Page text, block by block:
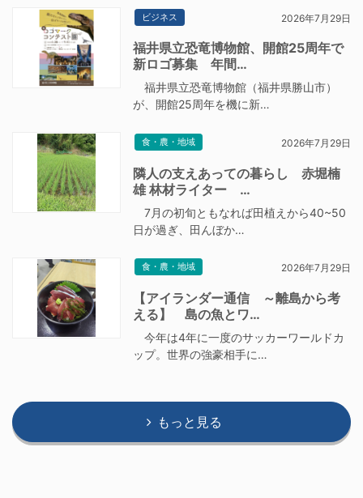
ビジネス 2026年7月29日
福井県立恐竜博物館、開館25周年で
新ロゴ募集 年間…
福井県立恐竜博物館（福井県勝山市）
が、開館25周年を機に新…
食・農・地域 2026年7月29日
隣人の支えあっての暮らし 赤堀楠
雄 林材ライター …
7月の初旬ともなれば田植えから40~50
日が過ぎ、田んぼか…
食・農・地域 2026年7月29日
【アイランダー通信 ～離島から考
える】 島の魚とワ…
今年は4年に一度のサッカーワールドカ
ップ。世界の強豪相手に…
もっと見る